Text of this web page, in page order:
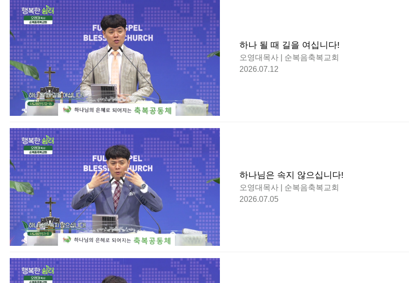
하나 될 때 길을 여십니다!
오영대목사 | 순복음축복교회
2026.07.12
하나님은 속지 않으십니다!
오영대목사 | 순복음축복교회
2026.07.05